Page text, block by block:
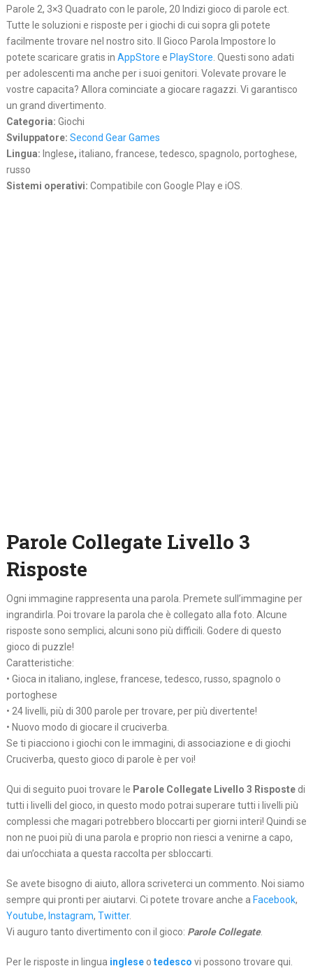
Parole 2, 3×3 Quadrato con le parole, 20 Indizi gioco di parole ect.
Tutte le soluzioni e risposte per i giochi di cui sopra gli potete
facilmente trovare nel nostro sito. Il Gioco Parola Impostore lo
potete scaricare gratis in AppStore e PlayStore. Questi sono adati
per adolescenti ma anche per i suoi genitori. Volevate provare le
vostre capacita? Allora cominciate a giocare ragazzi. Vi garantisco
un grand divertimento.
Categoria: Giochi
Sviluppatore: Second Gear Games
Lingua: Inglese, italiano, francese, tedesco, spagnolo, portoghese,
russo
Sistemi operativi: Compatibile con Google Play e iOS.
Parole Collegate Livello 3
Risposte
Ogni immagine rappresenta una parola. Premete sull’immagine per
ingrandirla. Poi trovare la parola che è collegato alla foto. Alcune
risposte sono semplici, alcuni sono più difficili. Godere di questo
gioco di puzzle!
Caratteristiche:
• Gioca in italiano, inglese, francese, tedesco, russo, spagnolo o
portoghese
• 24 livelli, più di 300 parole per trovare, per più divertente!
• Nuovo modo di giocare il cruciverba.
Se ti piacciono i giochi con le immagini, di associazione e di giochi
Cruciverba, questo gioco di parole è per voi!
Qui di seguito puoi trovare le Parole Collegate Livello 3 Rispostedi
tutti i livelli del gioco, in questo modo potrai superare tutti i livelli più
complessi che magari potrebbero bloccarti per giorni interi! Quindi se
non ne puoi più di una parola e proprio non riesci a venirne a capo,
dai un’occhiata a questa raccolta per sbloccarti.
Se avete bisogno di aiuto, allora scriveterci un commento. Noi siamo
sempre qui pronti per aiutarvi. Ci potete trovare anche a Facebook,
Youtube, Instagram, Twitter.
Vi auguro tanto divertimento con il gioco: Parole Collegate.
Per le risposte in lingua ingleseo tedesco vi possono trovare qui.